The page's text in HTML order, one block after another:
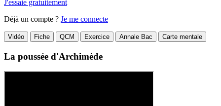
J'essaie gratuitement
Déjà un compte ? Je me connecte
Vidéo Fiche QCM Exercice Annale Bac Carte mentale
La poussée d'Archimède